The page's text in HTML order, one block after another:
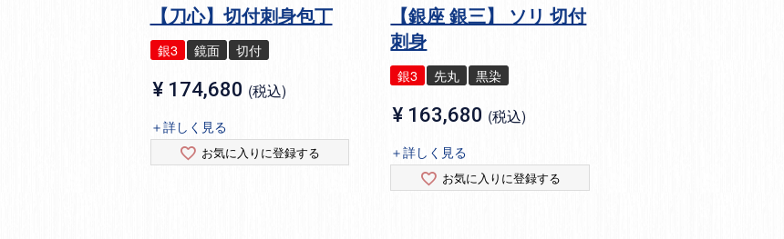
【刀心】切付刺身包丁
銀3 鏡面 切付
¥ 174,680 税込
＋詳しく見る
お気に入りに登録する
【銀座 銀三】 ソリ 切付
刺身
銀3 先丸 黒染
¥ 163,680 税込
＋詳しく見る
お気に入りに登録する